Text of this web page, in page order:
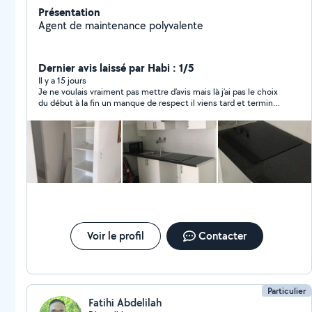
Présentation
Agent de maintenance polyvalente
Dernier avis laissé par Habi : 1/5
Il y a 15 jours
Je ne voulais vraiment pas mettre d’avis mais là j’ai pas le choix
du début à la fin un manque de respect il viens tard et termine
c’était moi je demander des modifications il ne gère pas du
tout les cuisines travail grossiers 4 meubles haut 4 meubles
bas qui ont durée 8JOURS tout les jours demain au final viens
vers les 18h il peut plus percer en sachant que je suis avec un
enfant de 4 ans sans cuisine a manger dehors pendant 8JOURS
pck rempli de poussière cuisine non achever et enceinte de
commentaire passez votre chemin si vs souhaitez faire une
Voir le profil Contacter
Particulier
Fatihi Abdelilah